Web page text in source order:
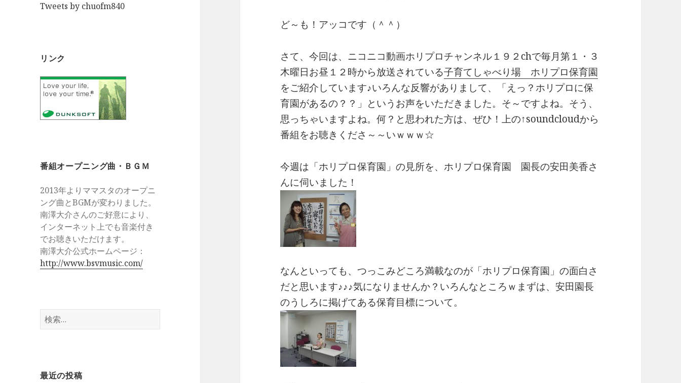
Tweets by chuofm840
リンク
番組オープニング曲・ＢＧＭ
2013年よりママスタのオープニ
ング曲とBGMが変わりました。
南澤大介さんのご好意により、
インターネット上でも音楽付き
でお聴きいただけます。
南澤大介公式ホームページ：
http://www.bsvmusic.com/
検
索:
最近の投稿
ど～も！アッコです（＾＾）
さて、今回は、ニコニコ動画ホリプロチャンネル１９２chで毎月第１・３
木曜日お昼１２時から放送されている子育てしゃべり場 ホリプロ保育園
をご紹介しています♪いろんな反響がありまして、「えっ？ホリプロに保
育園があるの？？」というお声をいただきました。そ～ですよね。そう、
思っちゃいますよね。何？と思われた方は、ぜひ！上の↑soundcloudから
番組をお聴きくださ～～いｗｗｗ☆
今週は「ホリプロ保育園」の見所を、ホリプロ保育園 園長の安田美香さ
んに伺いました！
なんといっても、つっこみどころ満載なのが「ホリプロ保育園」の面白さ
だと思います♪♪♪気になりませんか？いろんなところｗまずは、安田園長
のうしろに掲げてある保育目標について。